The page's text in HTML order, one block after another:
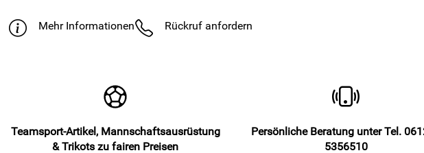
Mehr Informationen Rückruf anfordern
Teamsport-Artikel, Mannschaftsausrüstung
& Trikots zu fairen Preisen
Persönliche Beratung unter Tel.
5356510